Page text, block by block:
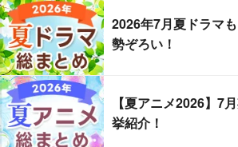
2026年7月夏ドラマ
勢ぞろい！
【夏アニメ2026】7
挙紹介！